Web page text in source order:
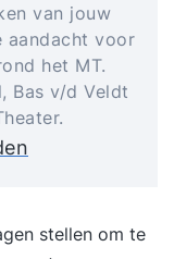
van jouw
aandacht voor
het MT.
Bas v/d Veldt
stellen om te